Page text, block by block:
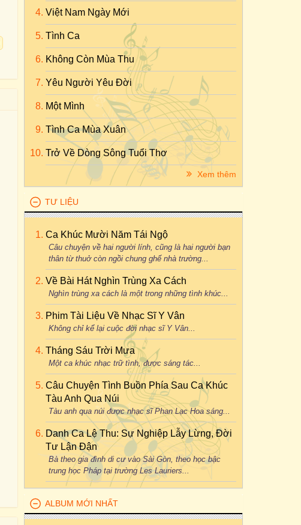
Việt Nam Ngày Mới
Tình Ca
Không Còn Mùa Thu
Yêu Người Yêu Đời
Một Mình
Tình Ca Mùa Xuân
Trở Về Dòng Sông Tuổi Thơ
Xem thêm
TƯ LIỆU
Ca Khúc Mười Năm Tái Ngộ
Câu chuyện về hai người lính, cũng là hai người bạn
thân từ thuở còn ngồi chung ghế nhà trường...
Về Bài Hát Nghìn Trùng Xa Cách
Nghìn trùng xa cách là một trong những tình khúc...
Phim Tài Liệu Về Nhạc Sĩ Y Vân
Không chỉ kể lại cuộc đời nhạc sĩ Y Vân...
Tháng Sáu Trời Mưa
Một ca khúc nhạc trữ tình, được sáng tác...
Câu Chuyện Tình Buồn Phía Sau Ca Khúc
Tàu Anh Qua Núi
Tàu anh qua núi được nhạc sĩ Phan Lạc Hoa sáng...
Danh Ca Lệ Thu: Sự Nghiệp Lẫy Lừng, Đời
Tư Lận Đận
Bà theo gia đình di cư vào Sài Gòn, theo học bậc
trung học Pháp tại trường Les Lauriers...
ALBUM MỚI NHẤT